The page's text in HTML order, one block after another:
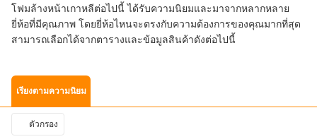
โฟมล้างหน้าเกาหลีต่อไปนี้ ได้รับความนิยมและมาจากหลากหลาย
ยี่ห้อที่มีคุณภาพ โดยยี่ห้อไหนจะตรงกับความต้องการของคุณมากที่สุด
สามารถเลือกได้จากตารางและข้อมูลสินค้าดังต่อไปนี้
เรียงตามความนิยม
ตัวกรอง